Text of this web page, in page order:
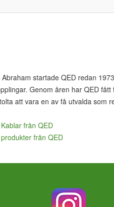
Abraham startade QED redan
Genom åren har QED
att vara en av få utvalda som
från QED
från QED